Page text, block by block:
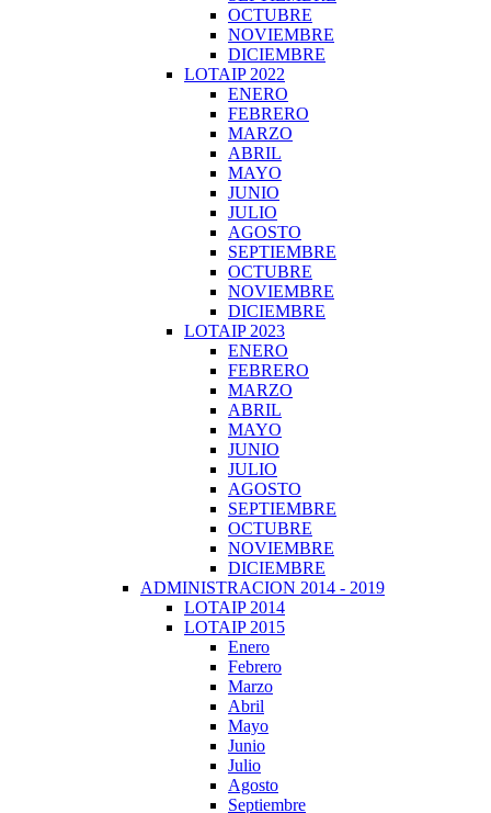
OCTUBRE
NOVIEMBRE
DICIEMBRE
LOTAIP 2022
ENERO
FEBRERO
MARZO
ABRIL
MAYO
JUNIO
JULIO
AGOSTO
SEPTIEMBRE
OCTUBRE
NOVIEMBRE
DICIEMBRE
LOTAIP 2023
ENERO
FEBRERO
MARZO
ABRIL
MAYO
JUNIO
JULIO
AGOSTO
SEPTIEMBRE
OCTUBRE
NOVIEMBRE
DICIEMBRE
ADMINISTRACION 2014 - 2019
LOTAIP 2014
LOTAIP 2015
Enero
Febrero
Marzo
Abril
Mayo
Junio
Julio
Agosto
Septiembre